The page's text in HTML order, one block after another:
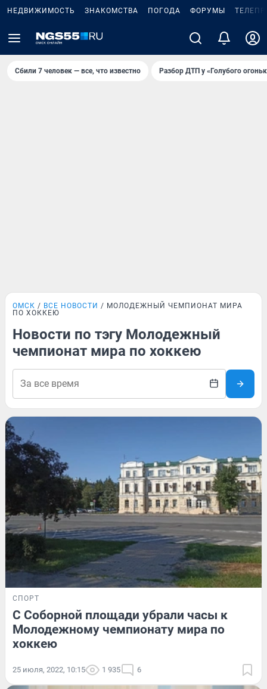
НЕДВИЖИМОСТЬ ЗНАКОМСТВА ПОГОДА ФОРУМЫ
Сбили 7 человек — все, что известно Разбор ДТП у «Голубого
ОМСК ВСЕ НОВОСТИ
МОЛОДЕЖНЫЙ ЧЕМПИОНАТ МИРА
ПО ХОККЕЮ
Новости по тэгу Молодежный
чемпионат мира по хоккею
СПОРТ
С Соборной площади убрали часы к
Молодежному чемпионату мира по
хоккею
25 июля, 2022, 10:15 1 935 6